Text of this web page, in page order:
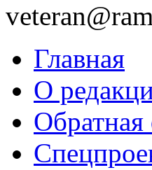
Главная
О
Обратная